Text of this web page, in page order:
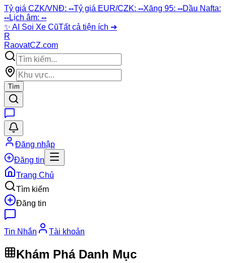
Tỷ giá CZK/VNĐ: --Tỷ giá EUR/CZK: --Xăng 95: --Dầu Nafta:
--Lịch âm: --
✨ AI Soi Xe CũTất cả tiện ích ➔
R
RaovatCZ.com
Tìm
Đăng nhập
Đăng tin
Trang Chủ
Tìm kiếm
Đăng tin
Tin Nhắn Tài khoản
Khám Phá Danh Mục